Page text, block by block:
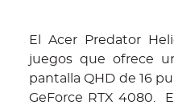
El Acer Predator
juegos que ofrece
pantalla QHD de 16
GeForce RTX 4080.